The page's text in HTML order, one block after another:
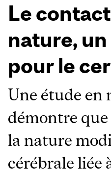
Le
nature,
pour le
Une étude en
démontre que
la nature
cérébrale liée